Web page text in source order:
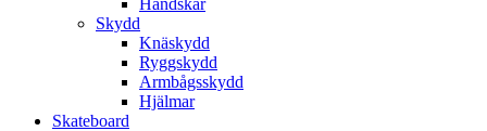
Handskar
Skydd
Knäskydd
Ryggskydd
Armbågsskydd
Hjälmar
Skateboard